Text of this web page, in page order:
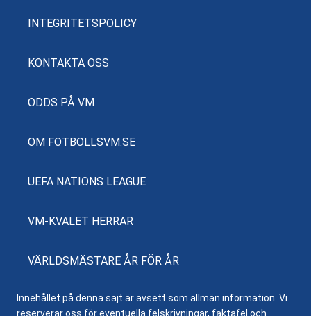
INTEGRITETSPOLICY
KONTAKTA OSS
ODDS PÅ VM
OM FOTBOLLSVM.SE
UEFA NATIONS LEAGUE
VM-KVALET HERRAR
VÄRLDSMÄSTARE ÅR FÖR ÅR
Innehållet på denna sajt är avsett som allmän information. Vi
reserverar oss för eventuella felskrivningar, faktafel och